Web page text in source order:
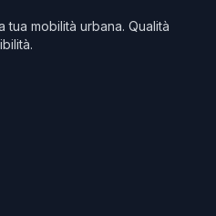
mobilità urbana. Qualità